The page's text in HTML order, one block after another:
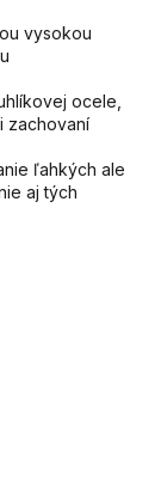
vysokou
ocele,
zachovaní
ľahkých ale
aj tých